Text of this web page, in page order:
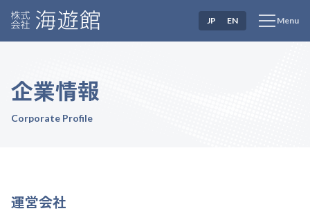
Menu
JP EN
企業情報
Corporate Profile
運営会社